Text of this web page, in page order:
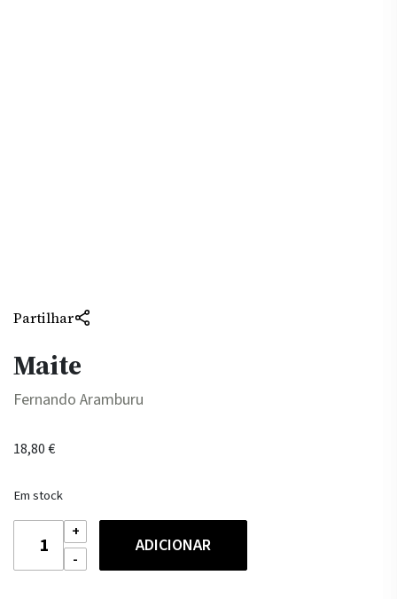
Partilhar
Maite
Fernando Aramburu
18,80€
Em stock
Quantidade
Maite
ADICIONAR